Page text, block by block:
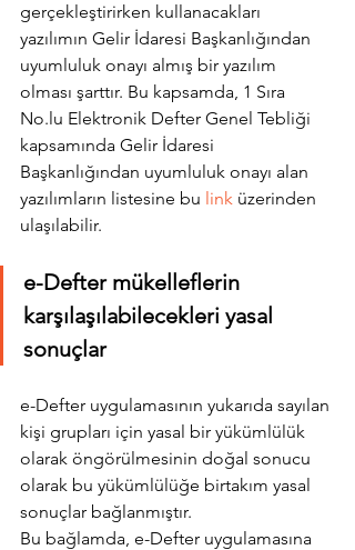
gerçekleştirirken kullanacakları
yazılımın Gelir İdaresi Başkanlığından
uyumluluk onayı almış bir yazılım
olması şarttır. Bu kapsamda, 1 Sıra
No.lu Elektronik Defter Genel Tebliği
kapsamında Gelir İdaresi
Başkanlığından uyumluluk onayı alan
yazılımların listesine bu link üzerinden
ulaşılabilir.
e-Defter mükelleflerin
karşılaşılabilecekleri yasal
sonuçlar
e-Defter uygulamasının yukarıda sayılan
kişi grupları için yasal bir yükümlülük
olarak öngörülmesinin doğal sonucu
olarak bu yükümlülüğe birtakım yasal
sonuçlar bağlanmıştır.
Bu bağlamda, e-Defter uygulamasına